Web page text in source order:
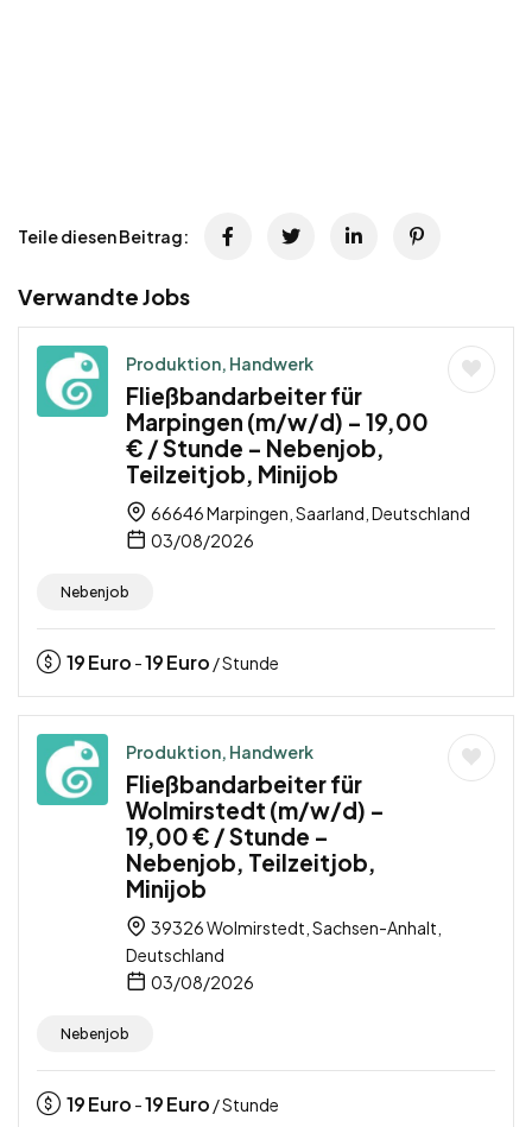
Teile diesen Beitrag:
Verwandte Jobs
Produktion, Handwerk
Fließbandarbeiter für
Marpingen (m/w/d) – 19,00
€ / Stunde – Nebenjob,
Teilzeitjob, Minijob
66646 Marpingen, Saarland, Deutschland
03/08/2026
Nebenjob
19Euro -19Euro / Stunde
Produktion, Handwerk
Fließbandarbeiter für
Wolmirstedt (m/w/d) –
19,00 € / Stunde –
Nebenjob, Teilzeitjob,
Minijob
39326 Wolmirstedt, Sachsen-Anhalt,
Deutschland
03/08/2026
Nebenjob
19Euro -19Euro / Stunde